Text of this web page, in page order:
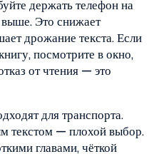
держать телефон на
Это снижает
дрожание текста. Если
посмотрите в окно,
от чтения — это
для транспорта.
текстом — плохой выбор.
главами, чёткой